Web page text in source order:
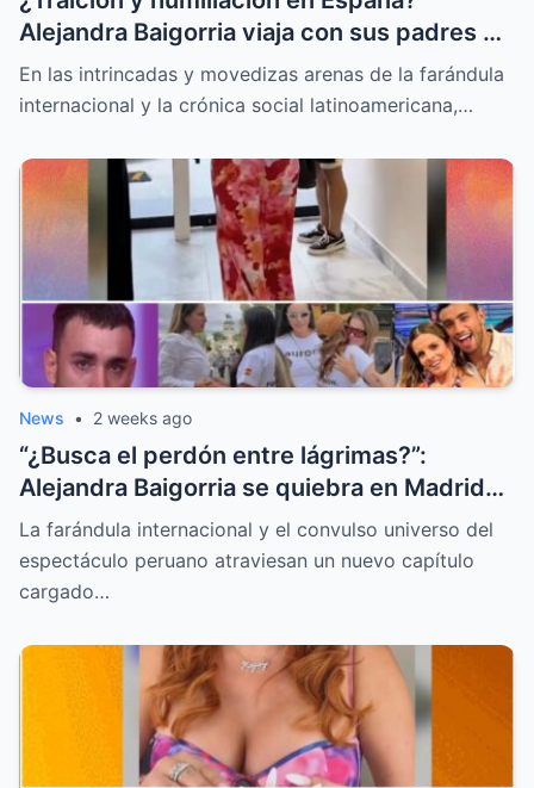
Alejandra Baigorria viaja con sus padres y
le da la espalda a Said Palao
En las intrincadas y movedizas arenas de la farándula
internacional y la crónica social latinoamericana,…
News • 2 weeks ago
“¿Busca el perdón entre lágrimas?”:
Alejandra Baigorria se quiebra en Madrid
tras el sorpresivo reencuentro con Said
Palao
La farándula internacional y el convulso universo del
espectáculo peruano atraviesan un nuevo capítulo
cargado…